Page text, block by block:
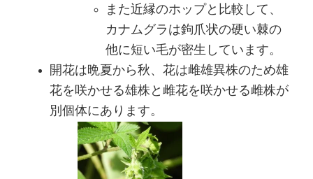
また近縁のホップと比較して、
カナムグラは鉤爪状の硬い棘の
他に短い毛が密生しています。
開花は晩夏から秋、花は雌雄異株のため雄
花を咲かせる雄株と雌花を咲かせる雌株が
別個体にあります。